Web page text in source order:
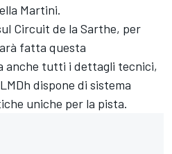
Martini.
Circuit de la Sarthe, per
fatta questa
anche tutti i dettagli tecnici,
dispone di sistema
uniche per la pista.